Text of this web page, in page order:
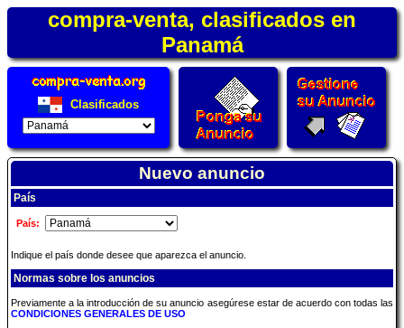
compra-venta, clasificados en
Panamá
Clasificados
Nuevo anuncio
País
País:
Indique el país donde desee que aparezca el anuncio.
Normas sobre los anuncios
Previamente a la introducción de su anuncio asegúrese estar de acuerdo con todas las
CONDICIONES GENERALES DE USO